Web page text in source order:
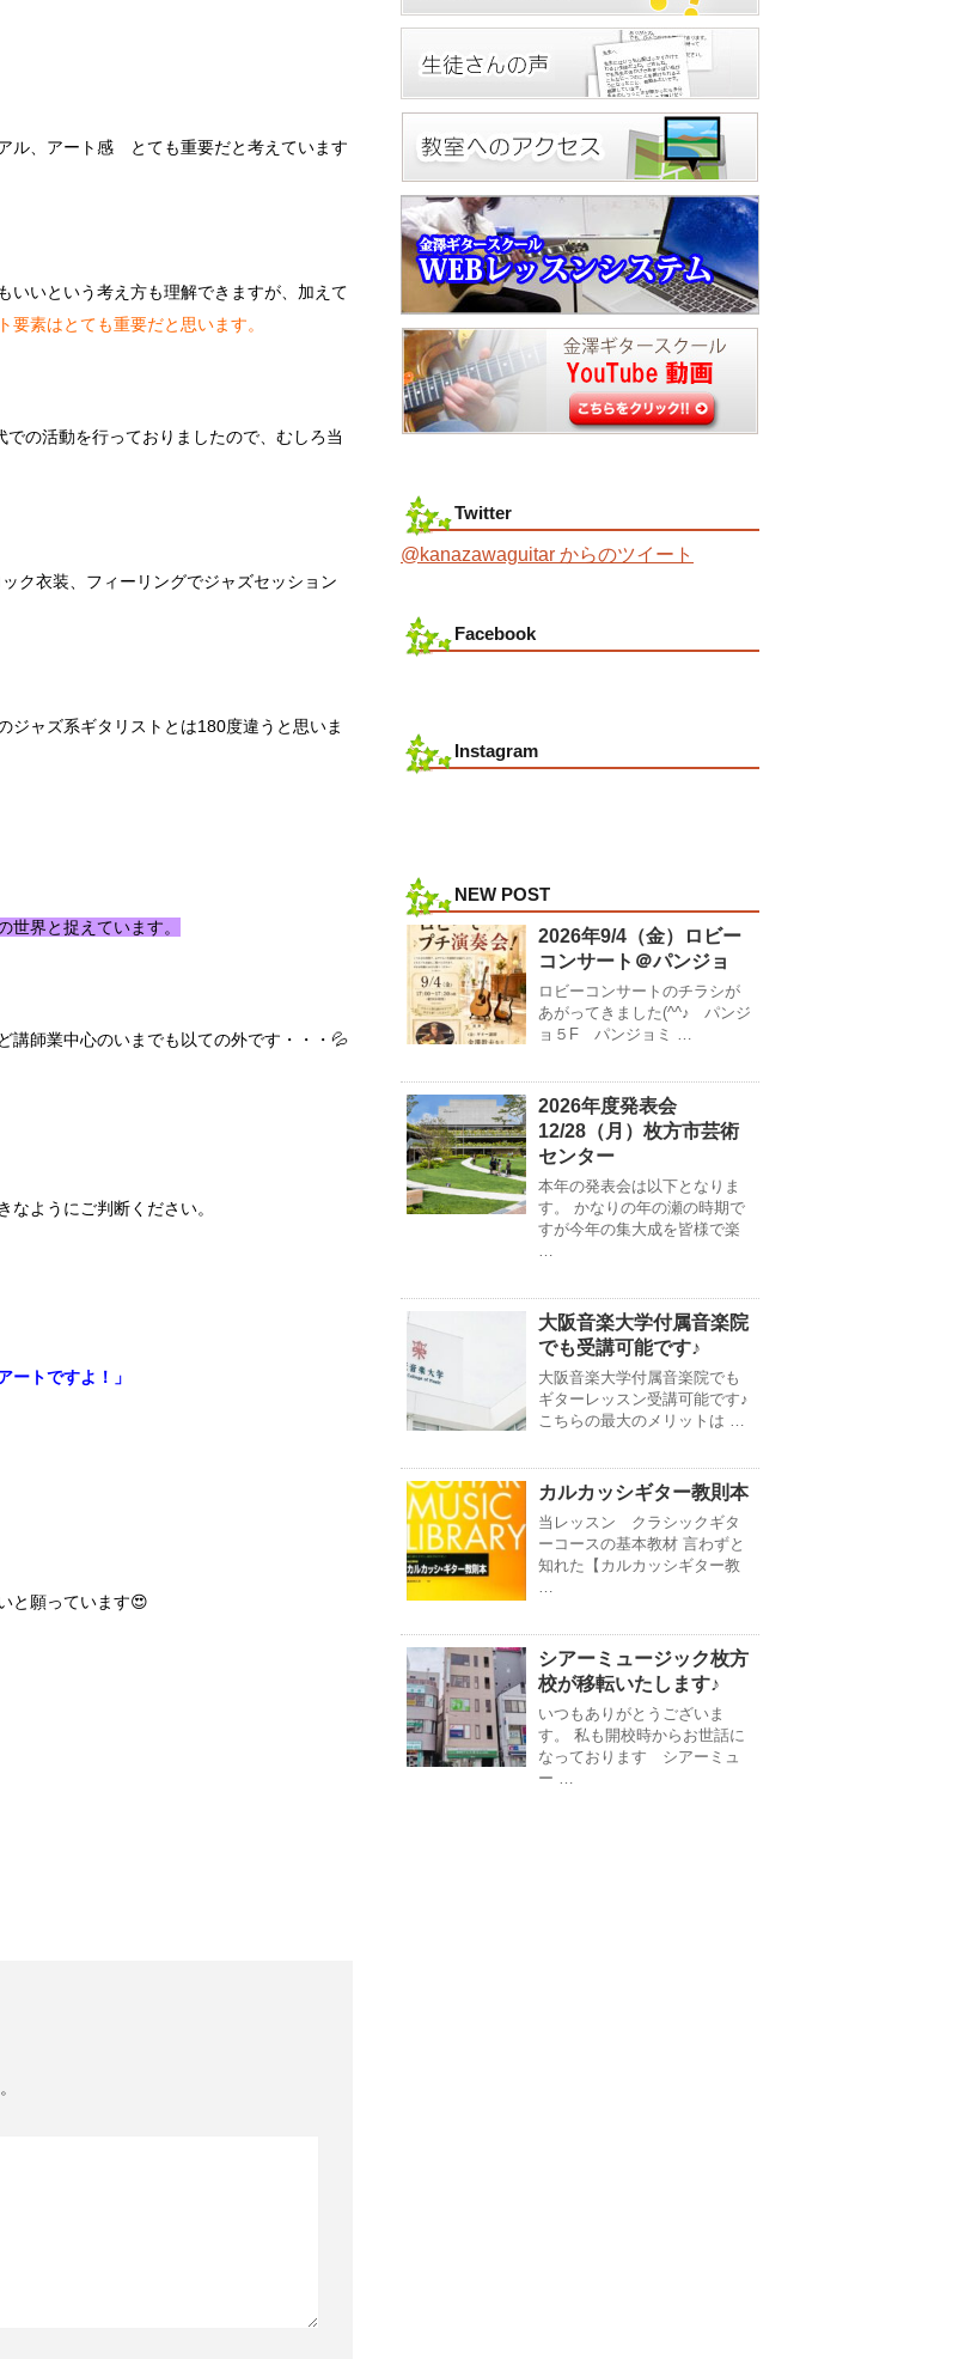
ル、アート感 とても重要だと考えています
いいという考え方も理解できますが、加えて
素はとても重要だと思います。
での活動を行っておりましたので、むしろ当
ク衣装、フィーリングでジャズセッション
ジャズ系ギタリストとは180度違うと思いま
世界と捉えています。
講師業中心のいまでも以ての外です・・・💦
なようにご判断ください。
ートですよ！」
と願っています😍
Twitter
@kanazawaguitar からのツイート
Facebook
Instagram
NEW POST
2026年9/4（金）ロビー
コンサート＠パンジョ
ロビーコンサートのチラシが
あがってきました(^^♪ パンジ
ョ５F パンジョミ …
2026年度発表会
12/28（月）枚方市芸術
センター
本年の発表会は以下となりま
す。 かなりの年の瀬の時期で
すが今年の集大成を皆様で楽
…
大阪音楽大学付属音楽院
でも受講可能です♪
大阪音楽大学付属音楽院でも
ギターレッスン受講可能です♪
こちらの最大のメリットは …
カルカッシギター教則本
当レッスン クラシックギタ
ーコースの基本教材 言わずと
知れた【カルカッシギター教
…
シアーミュージック枚方
校が移転いたします♪
いつもありがとうございま
す。 私も開校時からお世話に
なっております シアーミュ
ー …